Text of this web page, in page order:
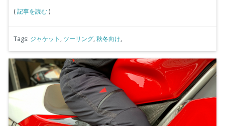
(記事を読む)
Tags: ジャケット , ツーリング, 秋冬向け,